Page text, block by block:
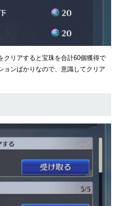
クリアすると宝珠を合計60個獲得で
ョンばかりなので、意識してクリア